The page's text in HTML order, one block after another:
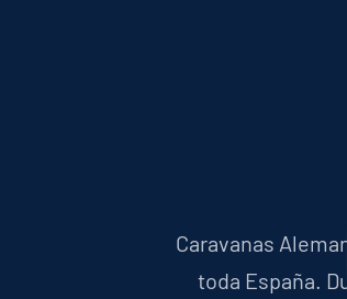
Caravanas
toda España.